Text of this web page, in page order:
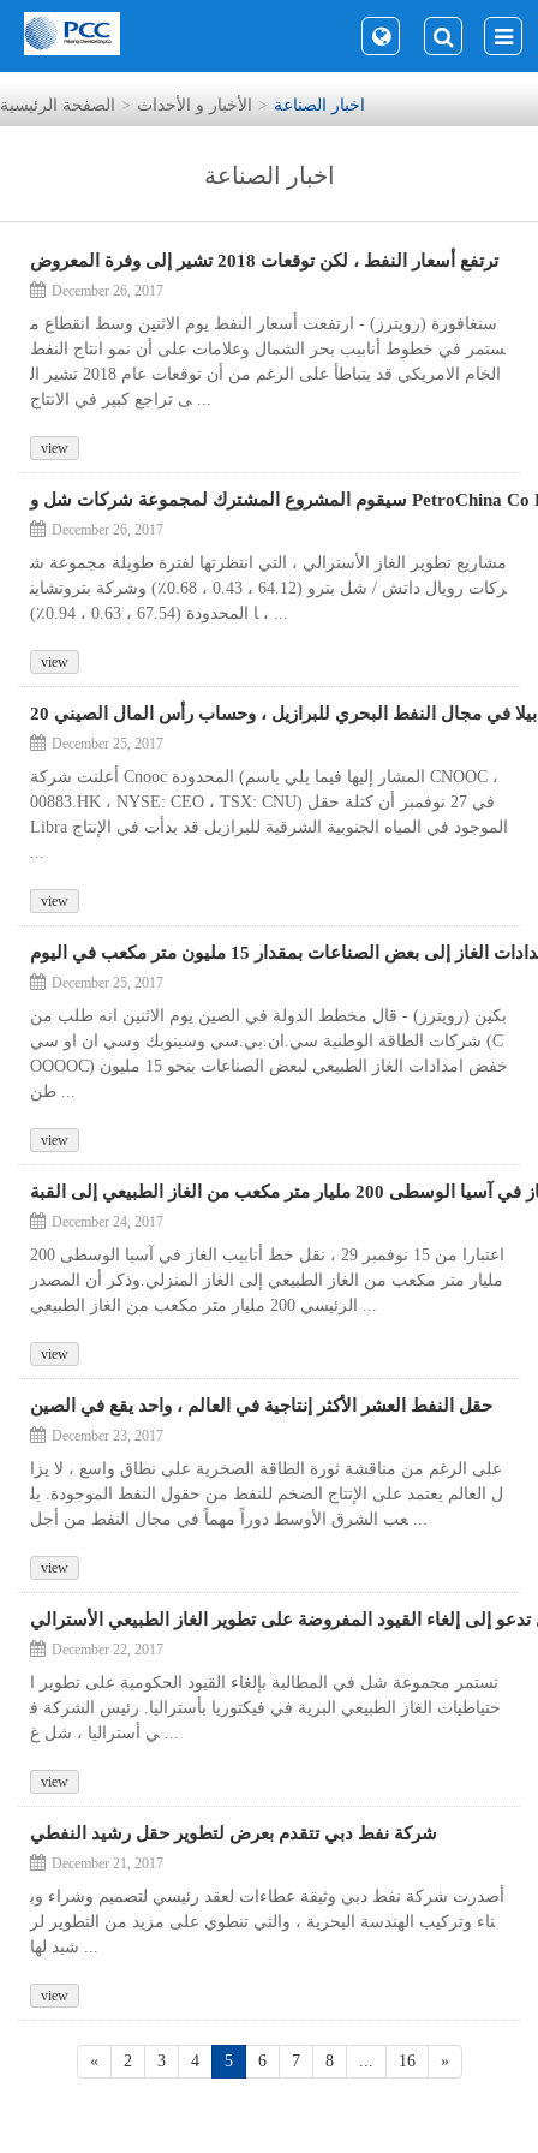
الصفحة الرئيسية الأخبار و الأحداث اخبار الصناعة
اخبار الصناعة
ترتفع أسعار النفط ، لكن توقعات 2018 تشير إلى وفرة المعروض
December 26, 2017
سنغافورة (رويترز) - ارتفعت أسعار النفط يوم الاثنين وسط انقطاع م
ستمر في خطوط أنابيب بحر الشمال وعلامات على أن نمو انتاج النفط
الخام الامريكي قد يتباطأ على الرغم من أن توقعات عام 2018 تشير ال
ى تراجع كبير في الانتاج ...
view
December 26, 2017
مشاريع تطوير الغاز الأسترالي ، التي انتظرتها لفترة طويلة مجموعة ش
ركات رويال داتش / شل بترو (64.12 ، 0.43 ، 0.68٪) وشركة بتروتشاين
ا المحدودة (67.54 ، 0.63 ، 0.94٪) ، ...
view
December 25, 2017
أعلنت شركة Cnooc المحدودة (المشار إليها فيما يلي باسم CNOOC ،
00883.HK ، NYSE: CEO ، TSX: CNU) في 27 نوفمبر أن كتلة حقل
Libra الموجود في المياه الجنوبية الشرقية للبرازيل قد بدأت في الإنتاج
...
view
الصناعات بمقدار 15 مليون متر مكعب في اليوم
December 25, 2017
بكين (رويترز) - قال مخطط الدولة في الصين يوم الاثنين انه طلب من
شركات الطاقة الوطنية سي.ان.بي.سي وسينوبك وسي ان او سي (C
OOOOC) خفض امدادات الغاز الطبيعي لبعض الصناعات بنحو 15 مليون
طن ...
view
مليار متر مكعب من الغاز الطبيعي إلى القبة
December 24, 2017
اعتبارا من 15 نوفمبر 29 ، نقل خط أنابيب الغاز في آسيا الوسطى 200
مليار متر مكعب من الغاز الطبيعي إلى الغاز المنزلي.وذكر أن المصدر
الرئيسي 200 مليار متر مكعب من الغاز الطبيعي ...
view
حقل النفط العشر الأكثر إنتاجية في العالم ، واحد يقع في الصين
December 23, 2017
على الرغم من مناقشة ثورة الطاقة الصخرية على نطاق واسع ، لا يزا
ل العالم يعتمد على الإنتاج الضخم للنفط من حقول النفط الموجودة. يل
عب الشرق الأوسط دوراً مهماً في مجال النفط من أجل ...
view
إلى إلغاء القيود المفروضة على تطوير الغاز الطبيعي الأسترالي
December 22, 2017
تستمر مجموعة شل في المطالبة بإلغاء القيود الحكومية على تطوير ا
حتياطيات الغاز الطبيعي البرية في فيكتوريا بأستراليا. رئيس الشركة ف
ي أستراليا ، شل غ ...
view
شركة نفط دبي تتقدم بعرض لتطوير حقل رشيد النفطي
December 21, 2017
أصدرت شركة نفط دبي وثيقة عطاءات لعقد رئيسي لتصميم وشراء وب
ناء وتركيب الهندسة البحرية ، والتي تنطوي على مزيد من التطوير لر
شيد لها ...
view
« 2 3 4 5 6 7 8 ... 16 »